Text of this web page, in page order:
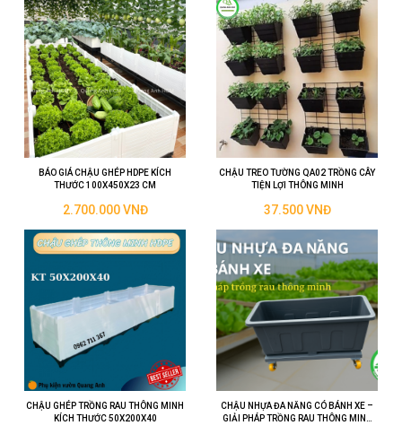
BÁO GIÁ CHẬU GHÉP HDPE KÍCH
THƯỚC 100X450X23 CM
2.700.000 VNĐ
CHẬU TREO TƯỜNG QA02 TRỒNG CÂY
TIỆN LỢI THÔNG MINH
37.500 VNĐ
CHẬU GHÉP TRỒNG RAU THÔNG MINH
KÍCH THƯỚC 50X200X40
CHẬU NHỰA ĐA NĂNG CÓ BÁNH XE –
GIẢI PHÁP TRỒNG RAU THÔNG MINH